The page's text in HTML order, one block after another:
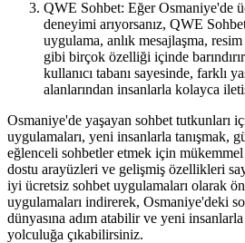
QWE Sohbet: Eğer Osmaniye'de
deneyimi arıyorsanız, QWE
uygulama, anlık mesajlaşma,
gibi birçok özelliği içinde
kullanıcı tabanı sayesinde, farklı
alanlarından insanlarla kolayca
Osmaniye'de yaşayan sohbet tutkunları
uygulamaları, yeni insanlarla tanışmak,
eğlenceli sohbetler etmek için mükemmel
dostu arayüzleri ve gelişmiş özellikleri
iyi ücretsiz sohbet uygulamaları olarak
uygulamaları indirerek, Osmaniye'deki
dünyasına adım atabilir ve yeni
yolculuğa çıkabilirsiniz.